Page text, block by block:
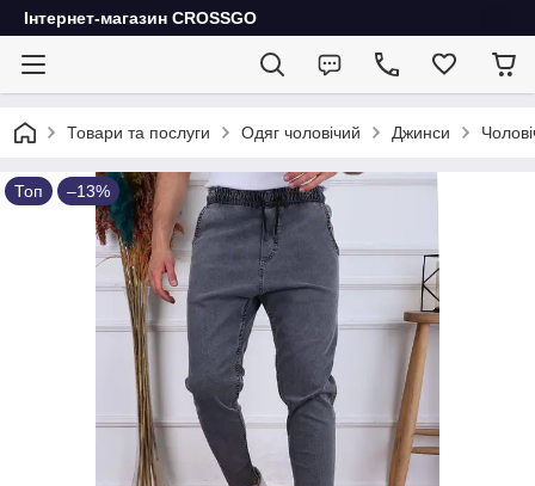
Інтернет-магазин CROSSGO
Товари та послуги Одяг чоловічий Джинси
Топ –13%